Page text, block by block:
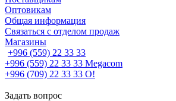
Оптовикам
Общая информация
Связаться с отделом продаж
Магазины
+996 (559) 22 33 33
+996 (559) 22 33 33 Megacom
+996 (709) 22 33 33 O!
Задать вопрос